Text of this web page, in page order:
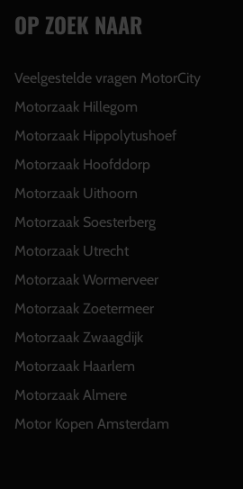
OP ZOEK NAAR
Veelgestelde vragen MotorCity
Motorzaak Hillegom
Motorzaak Hippolytushoef
Motorzaak Hoofddorp
Motorzaak Uithoorn
Motorzaak Soesterberg
Motorzaak Utrecht
Motorzaak Wormerveer
Motorzaak Zoetermeer
Motorzaak Zwaagdijk
Motorzaak Haarlem
Motorzaak Almere
Motor Kopen Amsterdam